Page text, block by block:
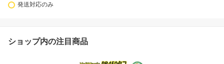
発送対応のみ
ショップ内の注目商品